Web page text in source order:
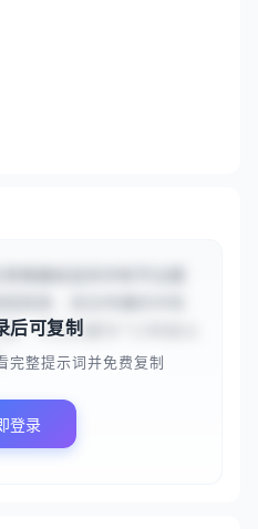
息：节日主题为“{{科技公
...
后可复制
完整提示词并免费复制
登录